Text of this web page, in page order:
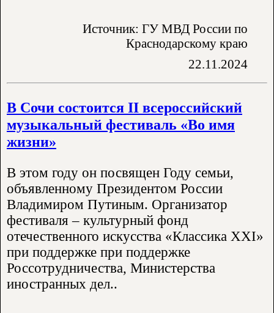
Источник: ГУ МВД России по
Краснодарскому краю
22.11.2024
В Сочи состоится II всероссийский
музыкальный фестиваль «Во имя
жизни»
В этом году он посвящен Году семьи,
объявленному Президентом России
Владимиром Путиным. Организатор
фестиваля – культурный фонд
отечественного искусства «Классика XXI»
при поддержке при поддержке
Россотрудничества, Министерства
иностранных дел..